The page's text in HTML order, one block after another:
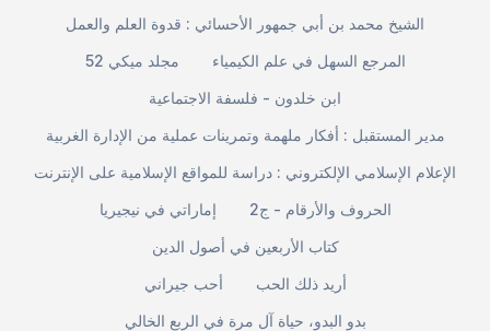
الشيخ محمد بن أبي جمهور الأحسائي : قدوة العلم والعمل
مجلد ميكي 52
المرجع السهل في علم الكيمياء
ابن خلدون - فلسفة الاجتماعية
مدير المستقبل : أفكار ملهمة وتمرينات عملية من الإدارة الغربية
الإعلام الإسلامي الإلكتروني : دراسة للمواقع الإسلامية على الإنترنت
إماراتي في نيجيريا
الحروف والأرقام - ج2
كتاب الأربعين في أصول الدين
أحب جيراني
أريد ذلك الحب
بدو البدو، حياة آل مرة في الربع الخالي